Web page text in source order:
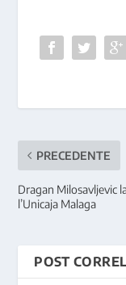
PRECEDENTE
Dragan Milosavljevic
l’Unicaja Malaga
POST